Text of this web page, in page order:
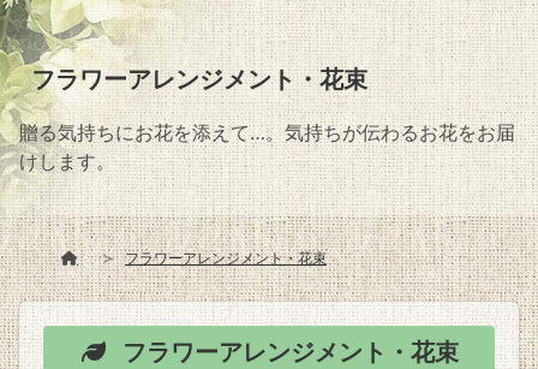
フラワーアレンジメント・花束
贈る気持ちにお花を添えて…。気持ちが伝わるお花をお届
けします。
フラワーアレンジメント・花束
フラワーアレンジメント・花束